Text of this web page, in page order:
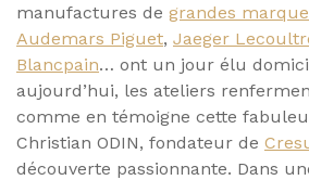
manufactures de grandes
Audemars Piguet, Jaeger
Blancpain… ont un jour élu
aujourd’hui, les ateliers
comme en témoigne cette
Christian ODIN, fondateur de
découverte passionnante. Dans